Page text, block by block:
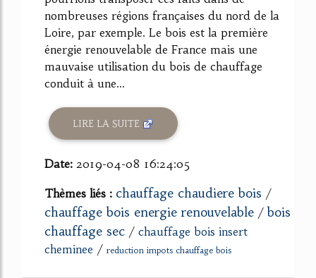
nombreuses régions françaises du nord de la
Loire, par exemple. Le bois est la première
énergie renouvelable de France mais une
mauvaise utilisation du bois de chauffage
conduit à une...
LIRE LA SUITE
Date: 2019-04-08 16:24:05
Thèmes liés : chauffage chaudiere bois /
chauffage bois energie renouvelable / bois
chauffage sec / chauffage bois insert
cheminee / reduction impots chauffage bois